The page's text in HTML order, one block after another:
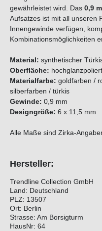
gewährleistet wird. Das 0,9
Aufsatzes ist mit all unseren
Innengewinde verfügen,
Kombinationsmöglichkeiten
Material: synthetischer
Oberfläche:
Materialfarbe: goldfarben /
silberfarben / türkis
Gewinde: 0,9 mm
Designgröße: 6 x
Alle Maße sind Zirka-
Hersteller:
Trendline Collection GmbH
Land: Deutschland
PLZ: 13507
Ort: Berlin
Strasse: Am Borsigturm
HausNr: 64